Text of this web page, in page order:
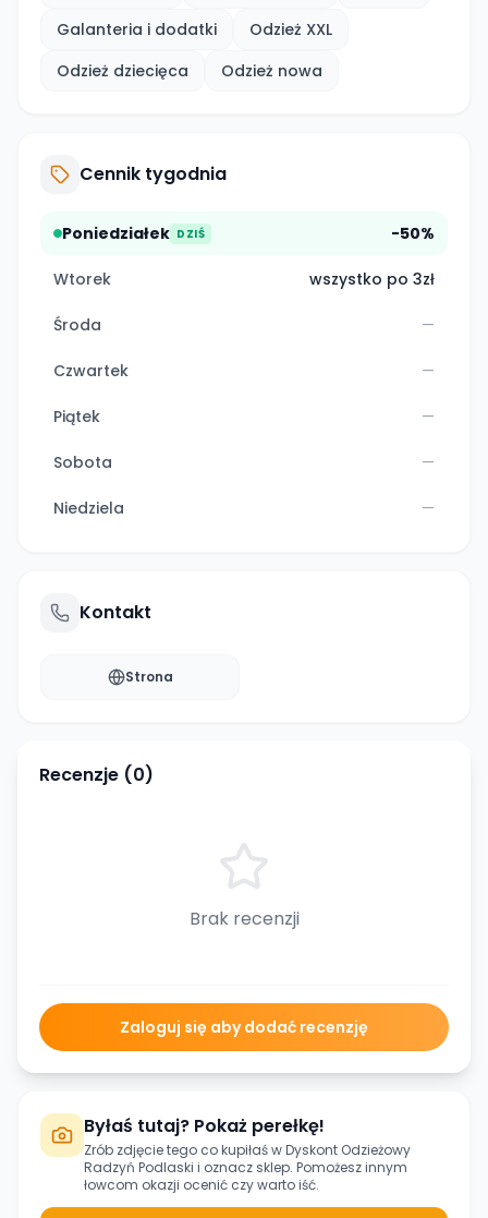
Galanteria i dodatki
Odzież XXL
Odzież dziecięca
Odzież nowa
Cennik tygodnia
Poniedziałek DZIŚ -50%
Wtorek wszystko po 3zł
Środa —
Czwartek —
Piątek —
Sobota —
Niedziela —
Kontakt
Strona
Recenzje (0)
Brak recenzji
Zaloguj się aby dodać recenzję
Byłaś tutaj? Pokaż perełkę!
Zrób zdjęcie tego co kupiłaś wDyskont Odzieżowy
Radzyń Podlaski i oznacz sklep. Pomożesz innym
łowcom okazji ocenić czy warto iść.